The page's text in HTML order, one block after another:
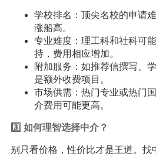
学校排名：顶尖名校的申请
涨船高。
专业难度：理工科和社科可
持，费用相应增加。
附加服务：如推荐信撰写、
是额外收费项目。
市场供需：热门专业或热门
介费用可能更高。
3️⃣ 如何理智选择中介？
别只看价格，性价比才是王道。找